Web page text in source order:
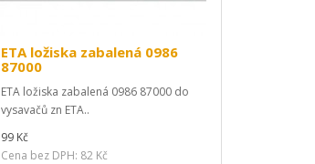
ETA ložiska zabalená 0986
87000
ETA ložiska zabalená 0986 87000 do
vysavačů zn ETA..
99 Kč
Cena bez DPH: 82 Kč